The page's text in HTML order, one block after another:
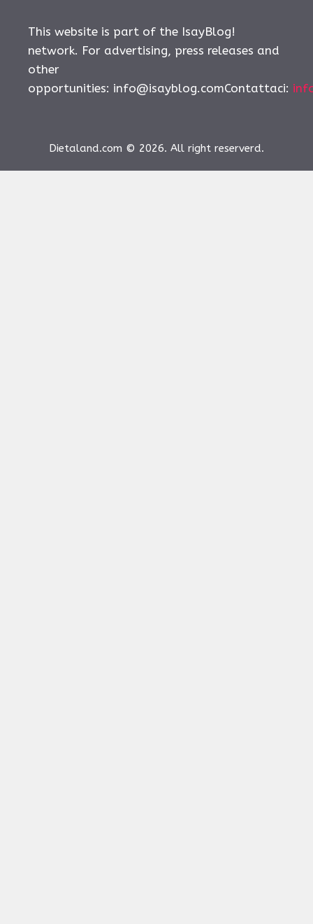
This website is part of the IsayBlog!
network. For advertising, press releases and
other
opportunities: info@isayblog.comContattaci:
Dietaland.com © 2026. All right reserverd.